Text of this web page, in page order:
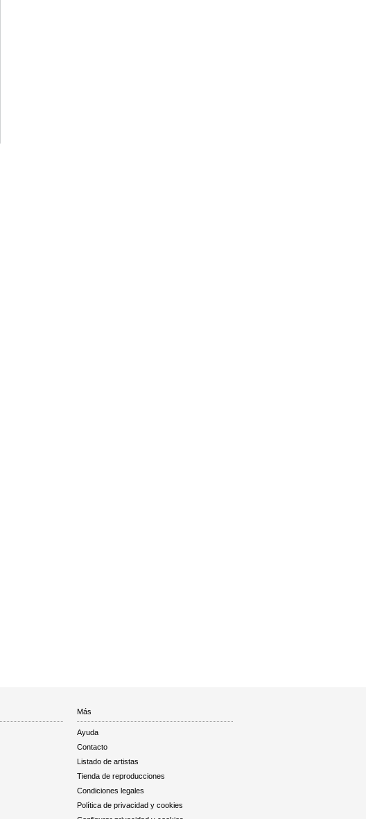
Más
Ayuda
Contacto
Listado de artistas
Tienda de reproducciones
Condiciones legales
Política de privacidad y cookies